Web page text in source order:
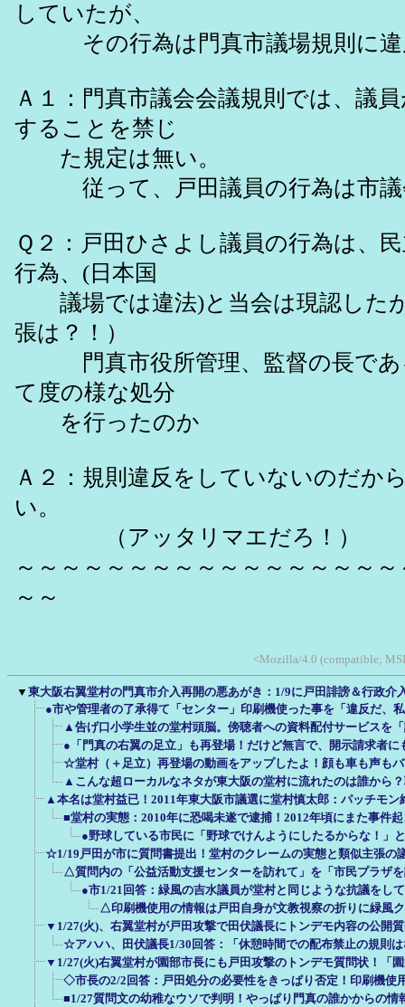
していたが、
その行為は門真市議場規則に違
Ａ１：門真市議会会議規則では、議
することを禁じ
た規定は無い。
従って、戸田議員の行為は市議
Ｑ２：戸田ひさよし議員の行為は、
行為、(日本国
議場では違法)と当会は現認した
張は？！）
門真市役所管理、監督の長であ
て度の様な処分
を行ったのか
Ａ２：規則違反をしていないのだか
い。
（アッタリマエだろ！）
～～～～～～～～～～～～～～～～
～～
<Mozilla/4.0 (compatible;
▼ 東大阪右翼堂村の門真市介入再開の悪あがき：1/9に戸田誹謗＆行政介
●市や管理者の了承得て「センター」印刷機使った事を「違反だ、
▲告げ口小学生並の堂村頭脳。傍聴者への資料配付サービスを
●「門真の右翼の足立」も再登場！だけど無言で、開示請求者に
☆堂村（＋足立）再登場の動画をアップしたよ！顔も車も声も
▲こんな超ローカルなネタが東大阪の堂村に流れたのは誰から
▲本名は堂村益已！2011年東大阪市議選に堂村慎太郎：パッチモン
■堂村の実態：2010年に恐喝未遂で逮捕！2012年頃にまた事件
●野球している市民に「野球でけんようにしたるからな！」
☆1/19戸田が市に質問書提出！堂村のクレームの実態と類似主張の
△質問内の「公益活動支援センターを訪れて」を「市民プラザ
●市1/21回答：緑風の吉水議員が堂村と同じような抗議をし
△印刷機使用の情報は戸田自身が文教視察の折りに緑風
▼1/27(火)、右翼堂村が戸田攻撃で田伏議長にトンデモ内容の公開
☆アハハ、田伏議長1/30回答：「休憩時間での配布禁止の規則
▼1/27(火)右翼堂村が園部市長にも戸田攻撃のトンデモ質問状！「
◇市長の2/2回答：戸田処分の必要性をきっぱり否定！印刷機使
■1/27質問文の幼稚なウソで判明！やっぱり門真の誰かからの情